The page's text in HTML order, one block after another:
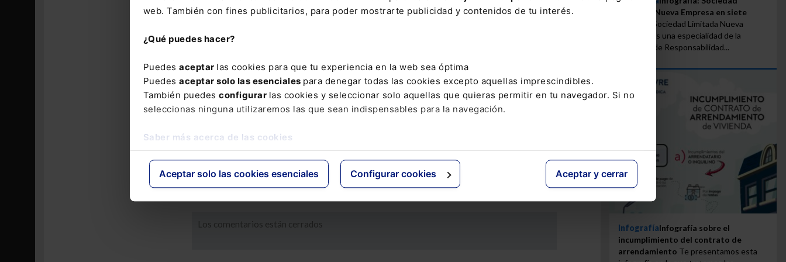
web. También con fines publicitarios, para poder mostrarte publicidad y contenidos de tu interés.
¿Qué puedes hacer?
Puedes aceptar las cookies para que tu experiencia en la web sea óptima
Puedes aceptar solo las esenciales para denegar todas las cookies excepto aquellas imprescindibles.
También puedes configurar las cookies y seleccionar solo aquellas que quieras permitir en tu navegador. Si no
seleccionas ninguna utilizaremos las que sean indispensables para la navegación.
Saber más acerca de las cookies
Aceptar solo las cookies esenciales Configurar cookies Aceptar y cerrar
de 12 a 24 meses la difusión, revelación o cesión de un secreto de empresa realizados por
apartado 2 del artículo prevé una reducción de la pena (imposición en la mitad inferior) si
el secreto se utiliza en provecho propio.
Finalmente, el art. 280 CP -EDL 1995/16398- sanciona (con prisión de 1 a 3 años y multa
tomado parte en su descubrimiento, realiza alguna de las conductas descritas en los dos
obliga a entender que 'las conductas descritas' son sólo las de difusión, revelación y
cesión a terceros de los secretos.
Los comentarios están cerrados
Limitada Nueva Empresa en siete
La Sociedad Limitada Nueva
Empresa es una especialidad de la
Sociedad de Responsabilidad...
InfografíaInfografía sobre el
incumplimiento del contrato de
arrendamiento Te presentamos esta